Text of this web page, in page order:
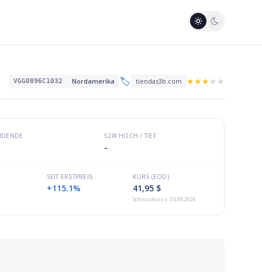
VGG0896C1032 Nordamerika 🏷️ tiendas3b.com ★★★★ ★
52W HOCH / TIEF
-
SEIT ERSTPREIS
+115.1%
KURS (EOD)
41,95 $
Schlusskursv. 05.08.2026